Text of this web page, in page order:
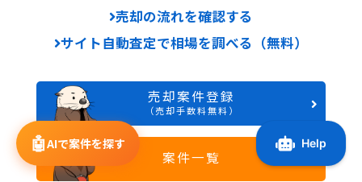
売却の流れを確認する
サイト自動査定で相場を調べる（無料）
売却案件登録
（売却手数料無料）
案件一覧
🤖AIで案件を探す